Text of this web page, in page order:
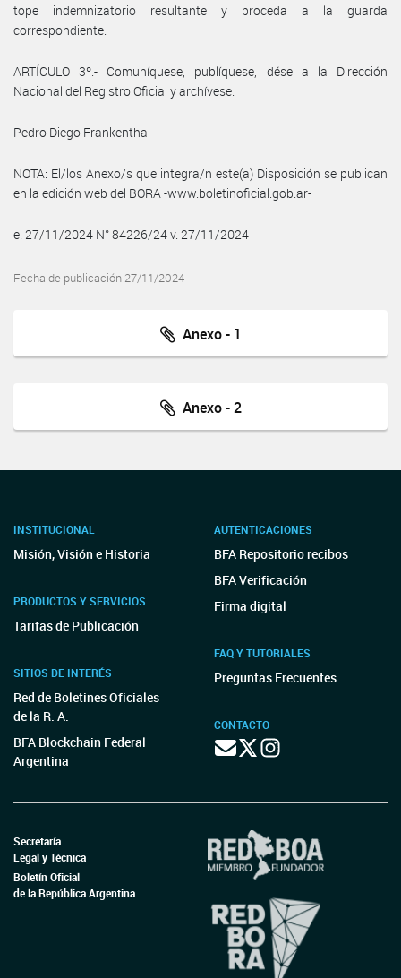
tope indemnizatorio resultante y proceda a la guarda
correspondiente.
ARTÍCULO 3º.- Comuníquese, publíquese, dése a la Dirección
Nacional del Registro Oficial y archívese.
Pedro Diego Frankenthal
NOTA: El/los Anexo/s que integra/n este(a) Disposición se publican
en la edición web del BORA -www.boletinoficial.gob.ar-
e. 27/11/2024 N° 84226/24 v. 27/11/2024
Fecha de publicación 27/11/2024
Anexo - 1
Anexo - 2
INSTITUCIONAL
Misión, Visión e Historia
PRODUCTOS Y SERVICIOS
Tarifas de Publicación
SITIOS DE INTERÉS
Red de Boletines Oficiales
de la R. A.
BFA Blockchain Federal
Argentina
AUTENTICACIONES
BFA Repositorio recibos
BFA Verificación
Firma digital
FAQ Y TUTORIALES
Preguntas Frecuentes
CONTACTO
Secretaría
Legal y Técnica
Boletín Oficial
de la República Argentina